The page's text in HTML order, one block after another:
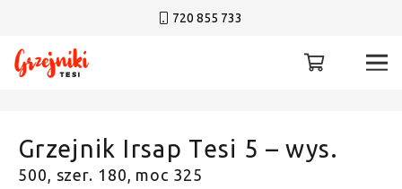
720 855 733
Grzejnik Irsap Tesi 5 – wys.
500, szer. 180, moc 325